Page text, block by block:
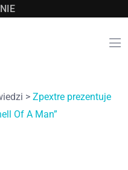
> Zpextre prezentuje
Of A Man”